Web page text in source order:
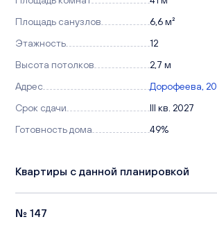
Площадь санузлов
6,6 м²
Этажность
12
Высота потолков
2,7 м
Адрес
Дорофеева, 20
Срок сдачи
III кв. 2027
Готовность дома
49%
Квартиры с данной планировкой
№ 147